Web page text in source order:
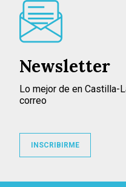
Newsletter
Lo mejor de en Castilla-
correo
INSCRIBIRME